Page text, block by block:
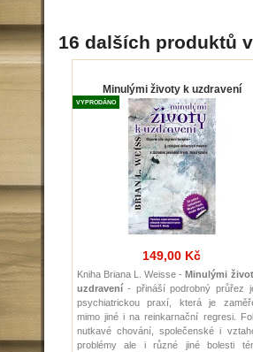
16 dalších produktů
Minulými životy k uzdravení
VYPRODÁNO
149,00 Kč
Kniha Briana L. Weisse - Minulými
uzdravení- přináší podrobný průřez
psychiatrickou praxí, která je
mimo jiné i na reinkarnační regresi.
nutkavé chování, společenské i
problémy ale i různé jiné bolesti